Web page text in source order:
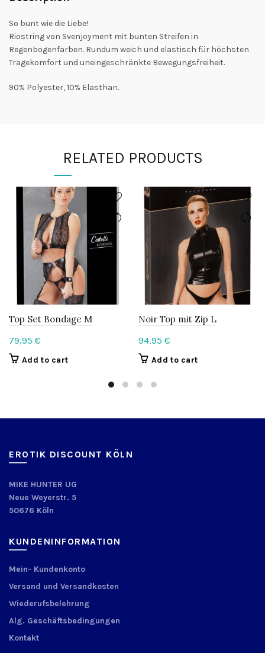
So bunt wie die Liebe!
Riostring von Svenjoyment mit bunten Streifen in
Regenbogenfarben. Rundum weich und elastisch für höchsten
Tragekomfort und uneingeschränkte Bewegungsfreiheit.
90% Polyester, 10% Elasthan.
RELATED PRODUCTS
Top Set Bondage M
79,95 €
Add to cart
Noir Top mit Zip L
94,95 €
Add to cart
EROTIK DISCOUNT KÖLN
MIKE HUNTER UG
Neue Weyerstr. 5
50676 Köln
KUNDENINFORMATION
Mein- Kundenkonto
Versand und Versandkosten
Wiederufsbelehrung
Alg. Geschäftsbedingungen
Kontakt